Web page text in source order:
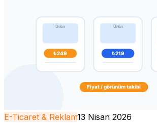
E-Ticaret & Reklam13 Nisan 2026